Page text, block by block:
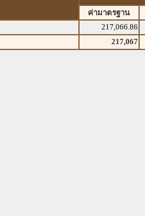
ค่ามาตรฐาน
217,066.86
217,067